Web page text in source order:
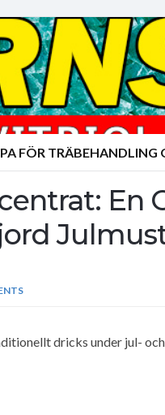
FÖR TRÄBEHANDLING
En
dricks under jul-